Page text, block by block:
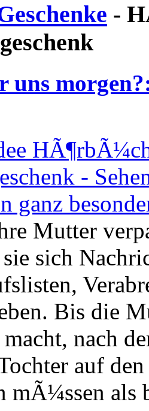
-
uns
Mutter
sie sich
Bis die
nach
auf
mÃ¼ssen als